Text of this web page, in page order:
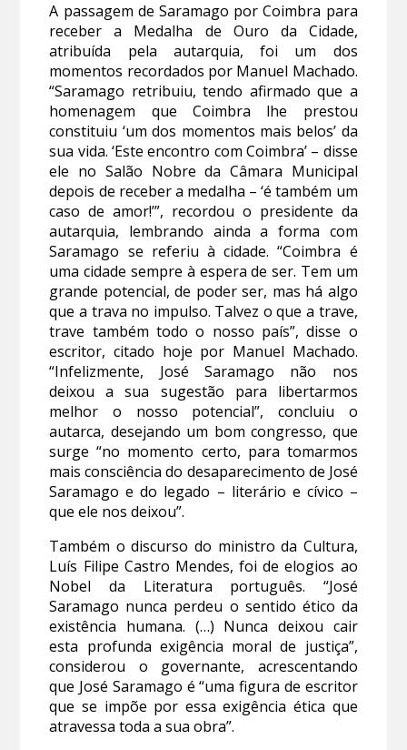
A passagem de Saramago por Coimbra para
receber a Medalha de Ouro da Cidade,
atribuída pela autarquia, foi um dos
momentos recordados por Manuel Machado.
“Saramago retribuiu, tendo afirmado que a
homenagem que Coimbra lhe prestou
constituiu ‘um dos momentos mais belos’ da
sua vida. ‘Este encontro com Coimbra’ – disse
ele no Salão Nobre da Câmara Municipal
depois de receber a medalha – ‘é também um
caso de amor!’”, recordou o presidente da
autarquia, lembrando ainda a forma com
Saramago se referiu à cidade. “Coimbra é
uma cidade sempre à espera de ser. Tem um
grande potencial, de poder ser, mas há algo
que a trava no impulso. Talvez o que a trave,
trave também todo o nosso país”, disse o
escritor, citado hoje por Manuel Machado.
“Infelizmente, José Saramago não nos
deixou a sua sugestão para libertarmos
melhor o nosso potencial”, concluiu o
autarca, desejando um bom congresso, que
surge “no momento certo, para tomarmos
mais consciência do desaparecimento de José
Saramago e do legado – literário e cívico –
que ele nos deixou”.
Também o discurso do ministro da Cultura,
Luís Filipe Castro Mendes, foi de elogios ao
Nobel da Literatura português. “José
Saramago nunca perdeu o sentido ético da
existência humana. (…) Nunca deixou cair
esta profunda exigência moral de justiça”,
considerou o governante, acrescentando
que José Saramago é “uma figura de escritor
que se impõe por essa exigência ética que
atravessa toda a sua obra”.